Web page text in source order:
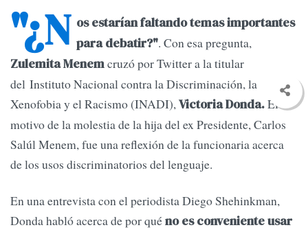
"¿N os estarían faltando temas importantes
para debatir?". Con esa pregunta,
Zulemita Menemcruzó por Twitter a la titular
del Instituto Nacional contra la Discriminación, la
Xenofobia y el Racismo (INADI),Victoria Donda.El
motivo de la molestia de la hija del ex Presidente, Carlos
Salúl Menem, fue una reflexión de la funcionaria acerca
de los usos discriminatorios del lenguaje.
En una entrevista con el periodista Diego Shehinkman,
Donda habló acerca de por quéno es conveniente usar